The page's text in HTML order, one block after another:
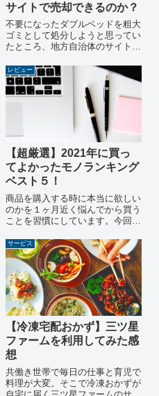
サイトで売却できるのか？
不要になったダブルベッドを粗大
ゴミとして処分しようと思ってい
たところ、地方自治体のサイトか
てみよう！という謳い文句に誘わ
れて登録してみました。粗大ゴミ
として出すならお金はかかります
が、もし買取してくれるなら不要
なベッドがお金に変えることがで
きちゃいます。果たして、ベッド
の行方はいかになったのか？
レビュー
【超厳選】2021年に買っ
てよかったモノランキング
ベスト５！
商品を購入する時に本当に欲しい
のかを１ヶ月近く悩んでから買う
ことを習慣にしています。今回は
入した商品の中でもとっておきの
５つを紹介します。
サービス
【冷凍宅配おかず】三ツ星
ファームを利用してみた感
想
共働き世帯で毎日の仕事と育児で
料理が大変。そこで冷凍おかずが